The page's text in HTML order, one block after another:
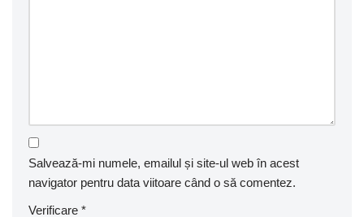
Salvează-mi numele, emailul și site-ul web în acest
navigator pentru data viitoare când o să comentez.
Verificare *